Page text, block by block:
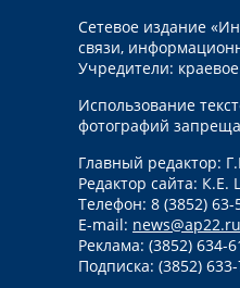
Сетевое издание
связи,
Учредители:
Использование
фотографий
Главный редактор:
Редактор сайта:
Телефон: 8 (3852) 63-
E-mail: news@ap22.ru
Реклама: (3852) 634-
Подписка: (3852)